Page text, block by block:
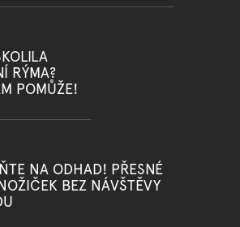
RÝMA?
POMŮŽE!
NA ODHAD! PŘESNÉ
BEZ NÁVŠTĚVY